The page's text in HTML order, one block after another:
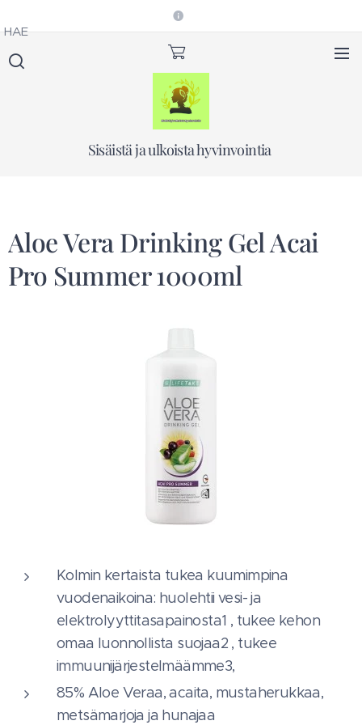
Sisäistä ja ulkoista hyvinvointia
HAE
Aloe Vera Drinking Gel Acai
Pro Summer 1000ml
Kolmin kertaista tukea kuumimpina
vuodenaikoina: huolehtii vesi- ja
elektrolyyttitasapainosta1 , tukee kehon
omaa luonnollista suojaa2 , tukee
immuunijärjestelmäämme3,
85% Aloe Veraa, acaita, mustaherukkaa,
metsämarjoja ja hunajaa